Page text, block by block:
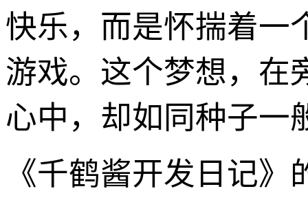
快乐，而是怀揣着
游戏。这个梦想，在
心中，却如同种子一
《千鹤酱开发日记